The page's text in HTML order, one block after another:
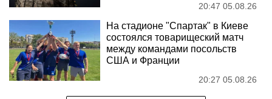
20:47 05.08.26
На стадионе "Спартак" в Киеве
состоялся товарищеский матч
между командами посольств
США и Франции
20:27 05.08.26